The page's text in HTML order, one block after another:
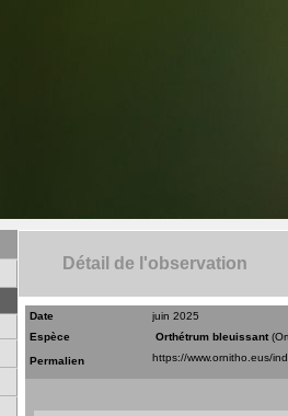
Détail de l'observation
Date
juin 2025
Espèce
Orthétrum bleuissant
Permalien